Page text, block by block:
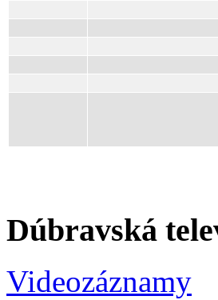
Dúbravská
Videozáznamy